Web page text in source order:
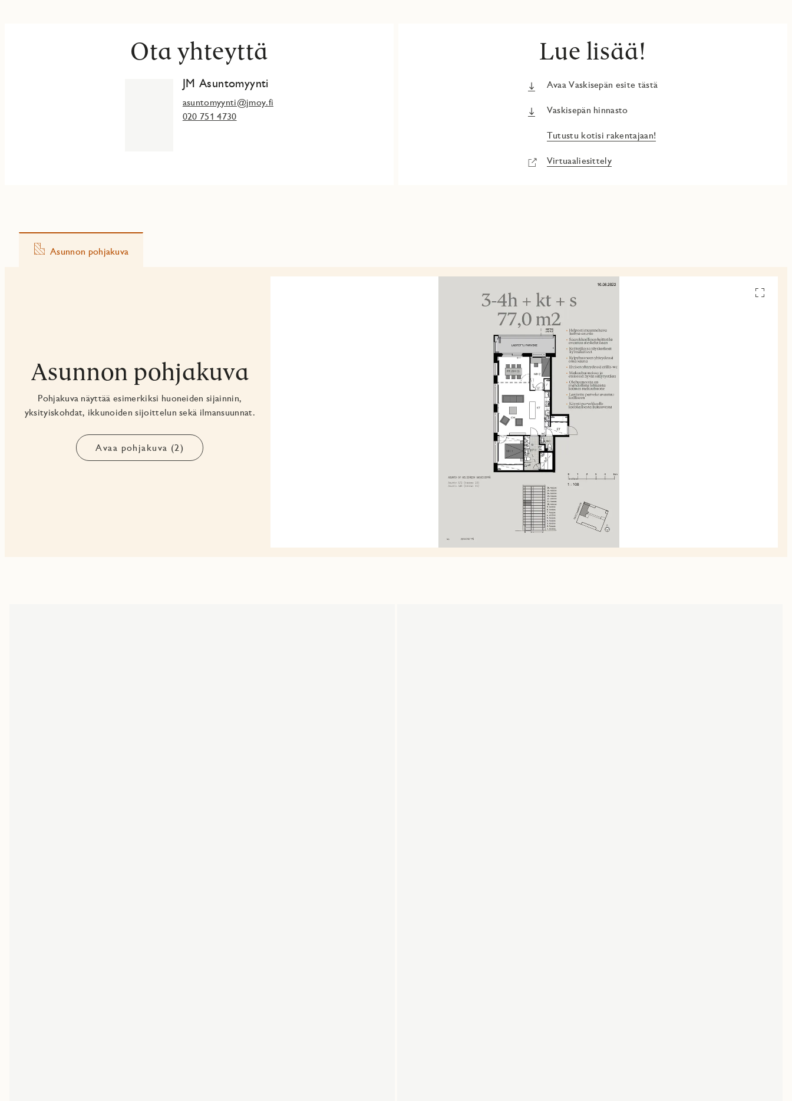
Ota yhteyttä
JM Asuntomyynti
asuntomyynti@jmoy.fi
020 751 4730
Lue lisää!
Avaa Vaskisepän esite tästä
Vaskisepän hinnasto
Tutustu kotisi rakentajaan!
Virtuaaliesittely
Asunnon pohjakuva
Asunnon pohjakuva
Pohjakuva näyttää esimerkiksi huoneiden sijainnin,
yksityiskohdat, ikkunoiden sijoittelun sekä ilmansuunnat.
Avaa pohjakuva (2)
Avaa